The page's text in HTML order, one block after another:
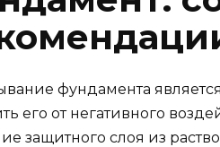
фундамента
его от негативного
защитного слоя из